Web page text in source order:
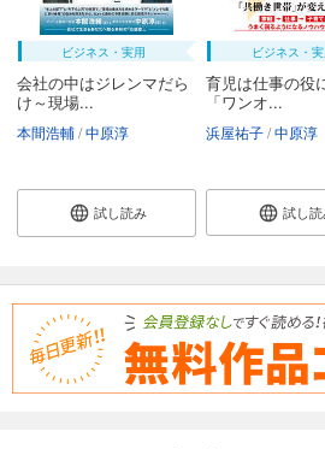
ビジネス・実用
会社の中はジレンマだら
け～現場...
本間浩輔 中原淳
試し読み
ビジネス・
育児は仕事の役
「ワンオ...
浜屋祐子 中原淳
試し